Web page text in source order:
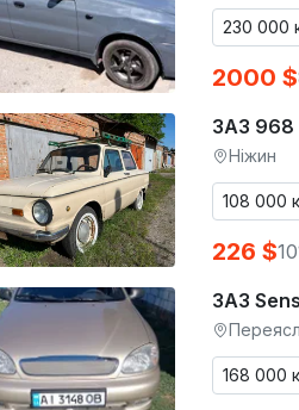
230 000
2000 $
ЗАЗ 968
Ніжин
108 000
226 $
ЗАЗ
168 000